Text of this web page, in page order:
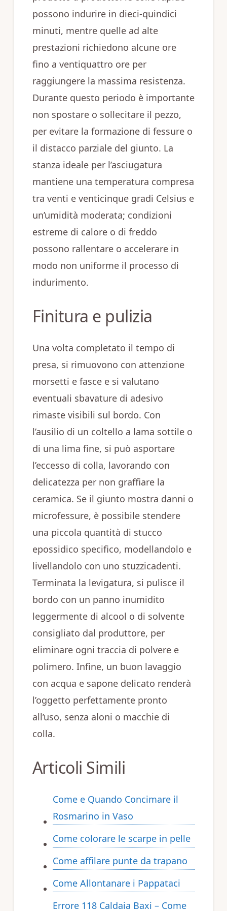
possono indurire in dieci‑quindici
minuti, mentre quelle ad alte
prestazioni richiedono alcune ore
fino a ventiquattro ore per
raggiungere la massima resistenza.
Durante questo periodo è importante
non spostare o sollecitare il pezzo,
per evitare la formazione di fessure o
il distacco parziale del giunto. La
stanza ideale per l’asciugatura
mantiene una temperatura compresa
tra venti e venticinque gradi Celsius e
un’umidità moderata; condizioni
estreme di calore o di freddo
possono rallentare o accelerare in
modo non uniforme il processo di
indurimento.
Finitura e pulizia
Una volta completato il tempo di
presa, si rimuovono con attenzione
morsetti e fasce e si valutano
eventuali sbavature di adesivo
rimaste visibili sul bordo. Con
l’ausilio di un coltello a lama sottile o
di una lima fine, si può asportare
l’eccesso di colla, lavorando con
delicatezza per non graffiare la
ceramica. Se il giunto mostra danni o
microfessure, è possibile stendere
una piccola quantità di stucco
epossidico specifico, modellandolo e
livellandolo con uno stuzzicadenti.
Terminata la levigatura, si pulisce il
bordo con un panno inumidito
leggermente di alcool o di solvente
consigliato dal produttore, per
eliminare ogni traccia di polvere e
polimero. Infine, un buon lavaggio
con acqua e sapone delicato renderà
l’oggetto perfettamente pronto
all’uso, senza aloni o macchie di
colla.
Articoli Simili
Come e Quando Concimare il
Rosmarino in Vaso
Come colorare le scarpe in pelle
Come affilare punte da trapano
Come Allontanare i Pappataci
Errore 118 Caldaia Baxi – Come